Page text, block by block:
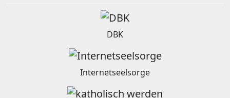
DBK
Internetseelsorge